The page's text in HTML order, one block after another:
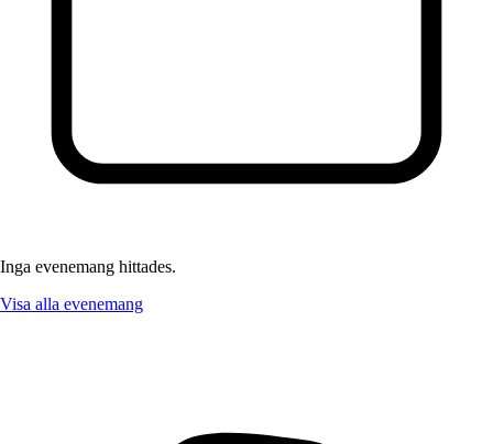
Inga evenemang hittades.
Visa alla evenemang